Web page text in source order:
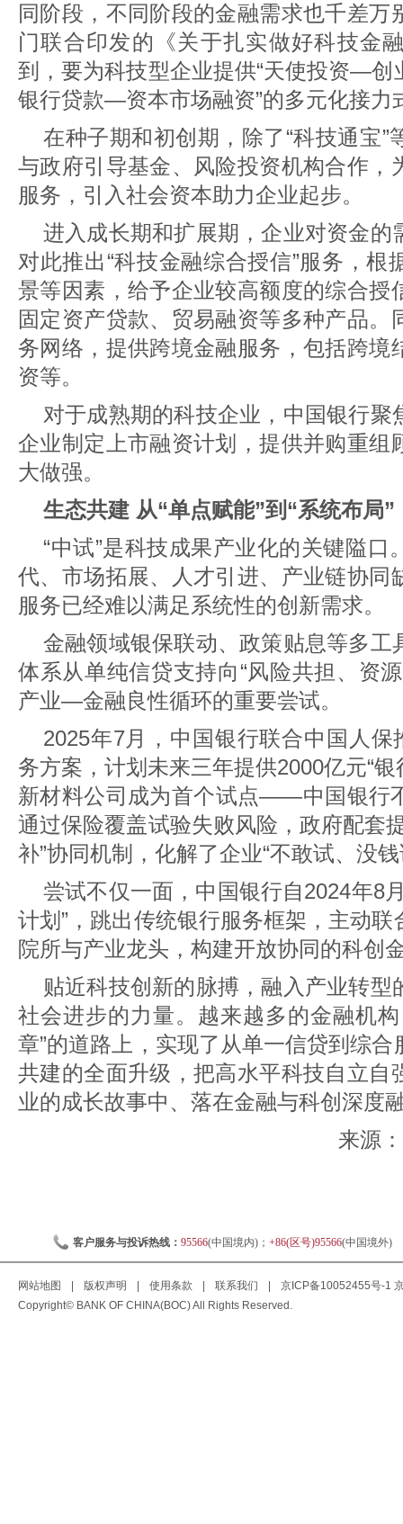
同阶段，不同阶段的金融需求也千差万
门联合印发的《关于扎实做好科技金
到，要为科技型企业提供“天使投资—
银行贷款—资本市场融资”的多元化接力
在种子期和初创期，除了“科技通宝”
与政府引导基金、风险投资机构合作，
服务，引入社会资本助力企业起步。
进入成长期和扩展期，企业对资金的
对此推出“科技金融综合授信”服务，根
景等因素，给予企业较高额度的综合授
固定资产贷款、贸易融资等多种产品。
务网络，提供跨境金融服务，包括跨境
资等。
对于成熟期的科技企业，中国银行聚
企业制定上市融资计划，提供并购重组
大做强。
生态共建 从“单点赋能”到“系统布局”
“中试”是科技成果产业化的关键隘
代、市场拓展、人才引进、产业链协同
服务已经难以满足系统性的创新需求。
金融领域银保联动、政策贴息等多工
体系从单纯信贷支持向“风险共担、资
产业—金融良性循环的重要尝试。
2025年7月，中国银行联合中国人保
务方案，计划未来三年提供2000亿元“
新材料公司成为首个试点——中国银行
通过保险覆盖试验失败风险，政府配
补”协同机制，化解了企业“不敢试、没
尝试不仅一面，中国银行自2024年8
计划”，跳出传统银行服务框架，主动
院所与产业龙头，构建开放协同的科创
贴近科技创新的脉搏，融入产业转型
社会进步的力量。越来越多的金融机
章”的道路上，实现了从单一信贷到综
共建的全面升级，把高水平科技自立自
业的成长故事中、落在金融与科创深度
来源
客户服务与投诉热线： 95566(中国境内)； +86(区号)95566(中国境外)
网站地图 版权声明 使用条款 联系我们 京ICP备10052455号-1
Copyright© BANK OF CHINA(BOC) All Rights Reserved.